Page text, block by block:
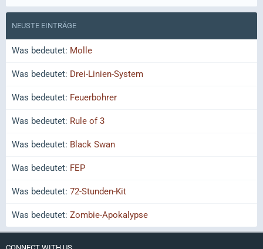
NEUSTE EINTRÄGE
Was bedeutet: Molle
Was bedeutet: Drei-Linien-System
Was bedeutet: Feuerbohrer
Was bedeutet: Rule of 3
Was bedeutet: Black Swan
Was bedeutet: FEP
Was bedeutet: 72-Stunden-Kit
Was bedeutet: Zombie-Apokalypse